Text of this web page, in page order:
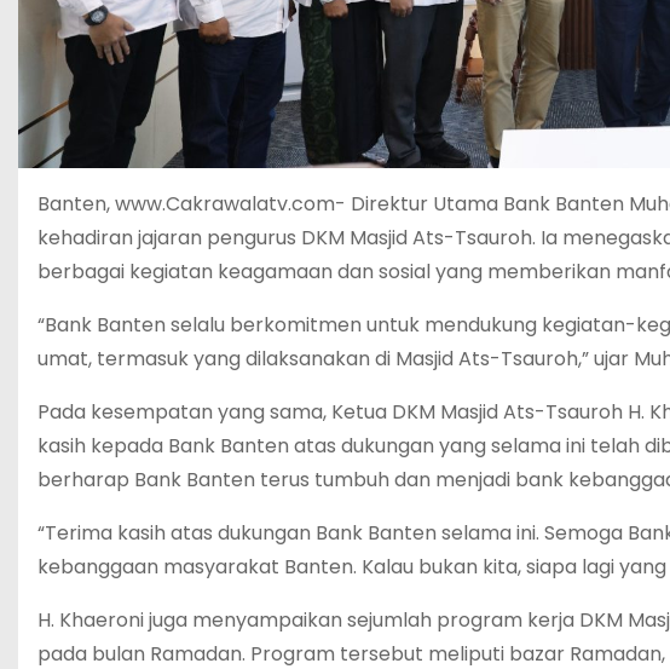
Banten, www.Cakrawalatv.com- Direktur Utama Bank Banten
kehadiran jajaran pengurus DKM Masjid Ats-Tsauroh. Ia
berbagai kegiatan keagamaan dan sosial yang memberikan
“Bank Banten selalu berkomitmen untuk mendukung kegiatan-
umat, termasuk yang dilaksanakan di Masjid Ats-Tsauroh,” ujar
Pada kesempatan yang sama, Ketua DKM Masjid Ats-Tsauroh H.
kasih kepada Bank Banten atas dukungan yang selama ini telah
berharap Bank Banten terus tumbuh dan menjadi bank
“Terima kasih atas dukungan Bank Banten selama ini. Semoga
kebanggaan masyarakat Banten. Kalau bukan kita, siapa lagi
H. Khaeroni juga menyampaikan sejumlah program kerja DKM
pada bulan Ramadan. Program tersebut meliputi bazar